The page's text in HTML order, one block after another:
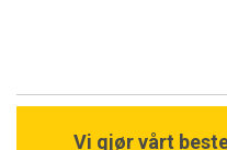
Vi gjør vårt